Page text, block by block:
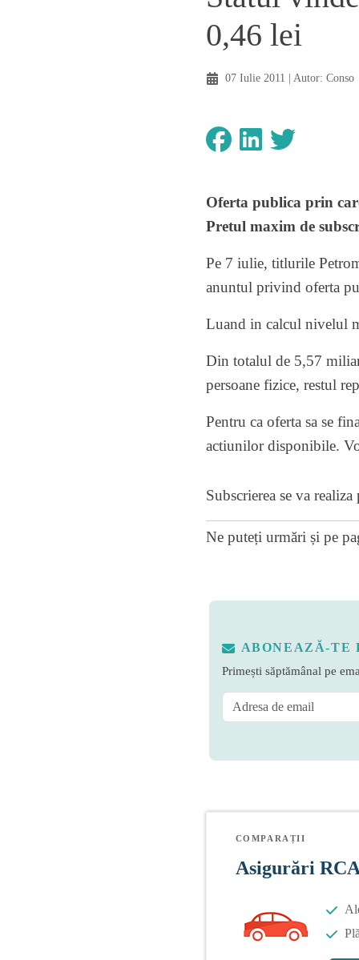
0,46 lei
07 Iulie 2011 | Autor: Conso
Oferta publica prin
Pretul maxim de
Pe 7 iulie, titlurile
anuntul privind oferta
Luand in calcul nivelul
Din totalul de 5,57
persoane fizice, restul
Pentru ca oferta sa se
actiunilor disponibile.
Subscrierea se va
Ne puteți urmări și pe
ABONEAZĂ-TE
Primești săptămânal pe
COMPARAȚII
Asigurări